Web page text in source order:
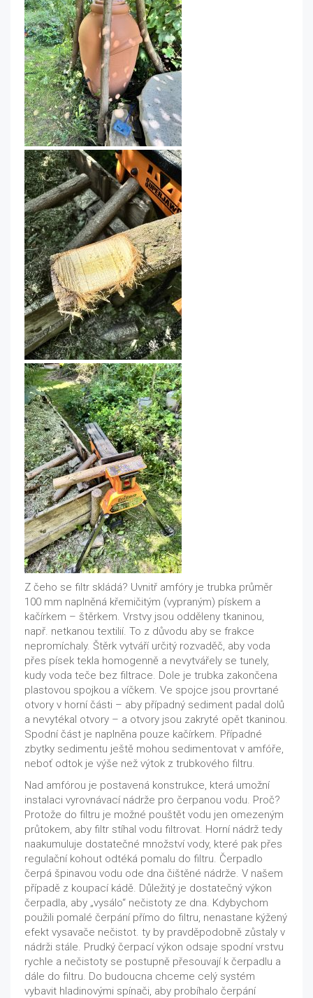
Z čeho se filtr skládá? Uvnitř amfóry je trubka průměr
100 mm naplněná křemičitým (vypraným) pískem a
kačírkem – štěrkem. Vrstvy jsou odděleny tkaninou,
např. netkanou textilií. To z důvodu aby se frakce
nepromíchaly. Štěrk vytváří určitý rozvaděč, aby voda
přes písek tekla homogenně a nevytvářely se tunely,
kudy voda teče bez filtrace. Dole je trubka zakončena
plastovou spojkou a víčkem. Ve spojce jsou provrtané
otvory v horní části – aby případný sediment padal dolů
a nevytékal otvory – a otvory jsou zakryté opět tkaninou.
Spodní část je naplněna pouze kačírkem. Případné
zbytky sedimentu ještě mohou sedimentovat v amfóře,
neboť odtok je výše než výtok z trubkového filtru.
Nad amfórou je postavená konstrukce, která umožní
instalaci vyrovnávací nádrže pro čerpanou vodu. Proč?
Protože do filtru je možné pouštět vodu jen omezeným
průtokem, aby filtr stíhal vodu filtrovat. Horní nádrž tedy
naakumuluje dostatečné množství vody, které pak přes
regulační kohout odtéká pomalu do filtru. Čerpadlo
čerpá špinavou vodu ode dna čištěné nádrže. V našem
případě z koupací kádě. Důležitý je dostatečný výkon
čerpadla, aby „vysálo“ nečistoty ze dna. Kdybychom
použili pomalé čerpání přímo do filtru, nenastane kýžený
efekt vysavače nečistot. ty by pravděpodobně zůstaly v
nádrži stále. Prudký čerpací výkon odsaje spodní vrstvu
rychle a nečistoty se postupně přesouvají k čerpadlu a
dále do filtru. Do budoucna chceme celý systém
vybavit hladinovými spínači, aby probíhalo čerpání